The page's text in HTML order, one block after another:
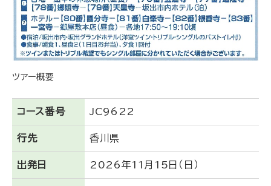
ツアー概要
コース番号 JC9622
行先 香川県
出発日 2026年11月15日（日）